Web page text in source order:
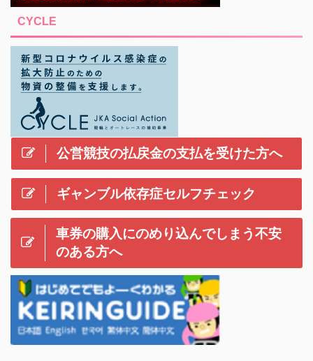
CYCLE
公営競技の払戻金の支払を受けた方へ
ギャンブル依存症セルフチェック
車券の購入にのめり込んでしまう不安
のある方へ